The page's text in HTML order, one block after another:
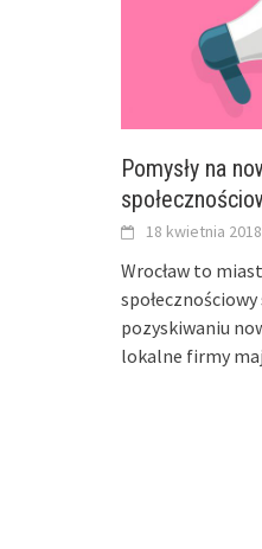
Pomysły na
18 kwietnia 2018
Wrocław to
pozyskiwaniu
lokalne firmy